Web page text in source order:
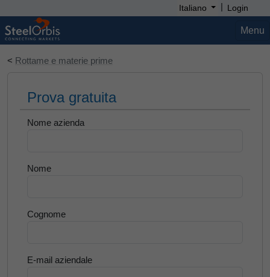
Italiano | Login
Menu
< Rottame e materie prime
Prova gratuita
Nome azienda
Nome
Cognome
E-mail aziendale